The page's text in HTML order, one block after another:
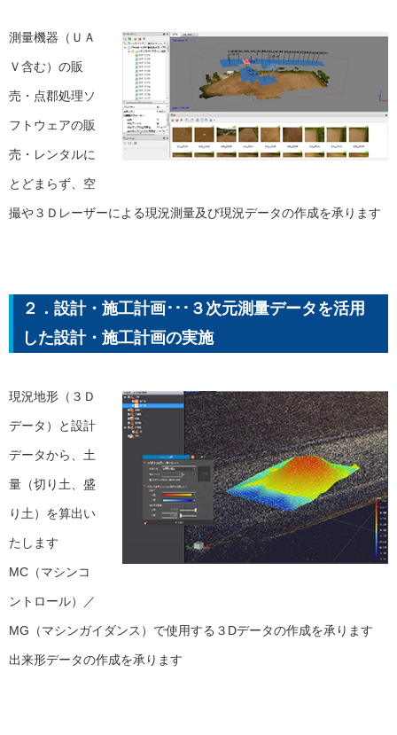
測量機器（ＵＡ
Ｖ含む）の販
売・点郡処理ソ
フトウェアの販
売・レンタルに
とどまらず、空
撮や３Ｄレーザーによる現況測量及び現況データの作成を承ります
２．設計・施工計画･･･３次元測量データを活用
した設計・施工計画の実施
現況地形（３Ｄ
データ）と設計
データから、土
量（切り土、盛
り土）を算出い
たします
MC（マシンコ
ントロール）／
MG（マシンガイダンス）で使用する３Dデータの作成を承ります
出来形データの作成を承ります